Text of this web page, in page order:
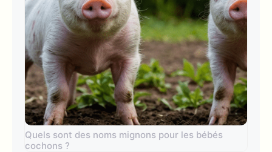
Quels sont des noms mignons pour les bébés
cochons ?